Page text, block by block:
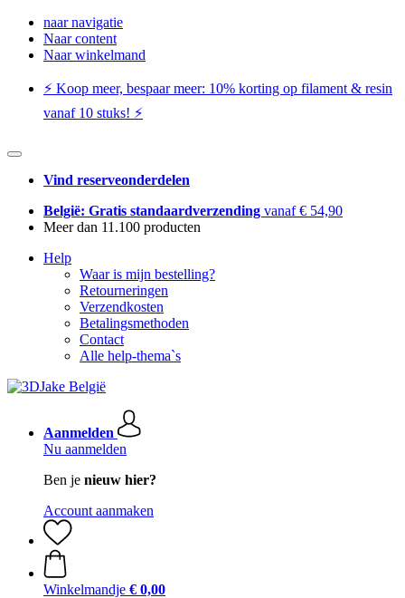
naar navigatie
Naar content
Naar winkelmand
⚡️ Koop meer, bespaar meer: ​​10% korting op filament & resin
vanaf 10 stuks! ⚡️
Vind reserveonderdelen
België: Gratis standaardverzending vanaf € 54,90
Meer dan 11.100 producten
Help
Waar is mijn bestelling?
Retourneringen
Verzendkosten
Betalingsmethoden
Contact
Alle help-thema`s
Aanmelden
Nu aanmelden
Ben je nieuw hier?
Account aanmaken
Winkelmandje € 0,00